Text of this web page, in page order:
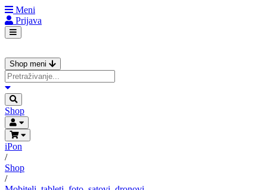
Meni
Prijava
Shop meni
Shop
iPon
/
Shop
/